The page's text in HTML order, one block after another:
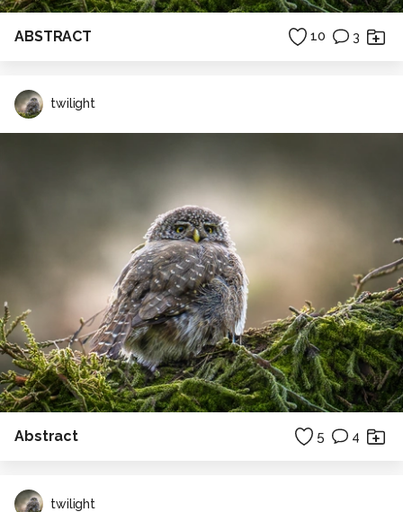
ABSTRACT 10 3
twilight
Abstract 5 4
twilight